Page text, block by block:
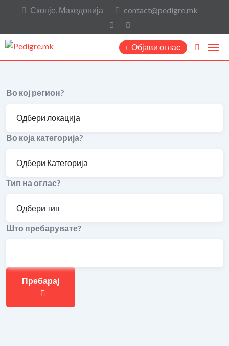
Скопје, Македонија contact@pedigre.mk
Објави оглас
Во кој регион?
Во која категорија?
Тип на оглас?
Што пребарувате?
Пребарај